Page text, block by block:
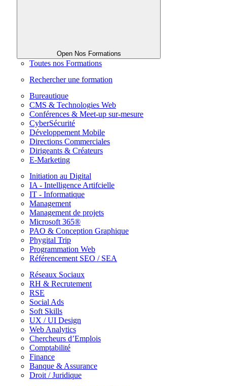
Open Nos Formations
Toutes nos Formations
Rechercher une formation
Bureautique
CMS & Technologies Web
Conférences & Meet-up sur-mesure
CyberSécurité
Développement Mobile
Directions Commerciales
Dirigeants & Créateurs
E-Marketing
Initiation au Digital
IA - Intelligence Artifcielle
IT - Informatique
Management
Management de projets
Microsoft 365®
PAO & Conception Graphique
Phygital Trip
Programmation Web
Référencement SEO / SEA
Réseaux Sociaux
RH & Recrutement
RSE
Social Ads
Soft Skills
UX / UI Design
Web Analytics
Chercheurs d’Emplois
Comptabilité
Finance
Banque & Assurance
Droit / Juridique